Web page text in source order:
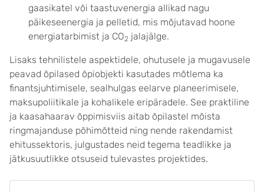
gaasikatel või taastuvenergia allikad nagu
päikeseenergia ja pelletid, mis mõjutavad hoone
energiatarbimist ja CO2 jalajälge.
Lisaks tehnilistele aspektidele, ohutusele ja mugavusele
peavad õpilased õpiobjekti kasutades mõtlema ka
finantsjuhtimisele, sealhulgas eelarve planeerimisele,
maksupoliitikale ja kohalikele eripäradele. See praktiline
ja kaasahaarav õppimisviis aitab õpilastel mõista
ringmajanduse põhimõtteid ning nende rakendamist
ehitussektoris, julgustades neid tegema teadlikke ja
jätkusuutlikke otsuseid tulevastes projektides.